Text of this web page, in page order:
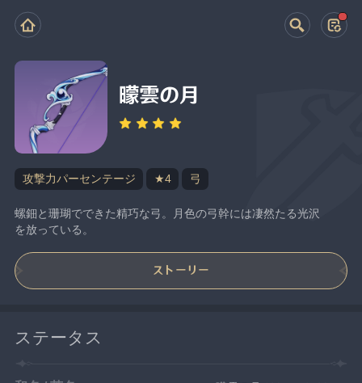
曚雲の月
攻撃力パーセンテージ ★4 弓
螺鈿と珊瑚でできた精巧な弓。月色の弓幹には凄然たる光沢
を放っている。
ストーリー
ステータス